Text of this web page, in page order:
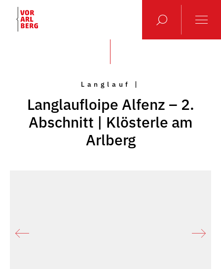
Langlauf |
Langlaufloipe Alfenz – 2.
Abschnitt | Klösterle am
Arlberg